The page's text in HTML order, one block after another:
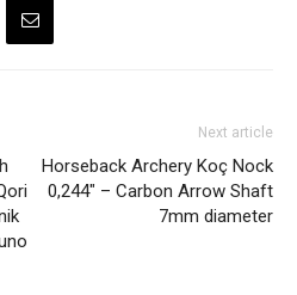
Next article
Horseback Archery Koç Nock
0,244″ – Carbon Arrow Shaft
7mm diameter